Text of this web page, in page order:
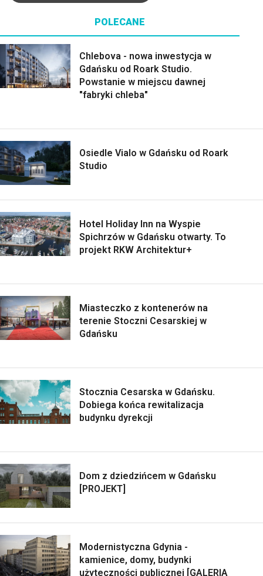
POLECANE
Chlebova - nowa inwestycja w
Gdańsku od Roark Studio.
Powstanie w miejscu dawnej
"fabryki chleba"
Osiedle Vialo w Gdańsku od Roark
Studio
Hotel Holiday Inn na Wyspie
Spichrzów w Gdańsku otwarty. To
projekt RKW Architektur+
Miasteczko z kontenerów na
terenie Stoczni Cesarskiej w
Gdańsku
Stocznia Cesarska w Gdańsku.
Dobiega końca rewitalizacja
budynku dyrekcji
Dom z dziedzińcem w Gdańsku
[PROJEKT]
Modernistyczna Gdynia -
kamienice, domy, budynki
użyteczności publicznej [GALERIA